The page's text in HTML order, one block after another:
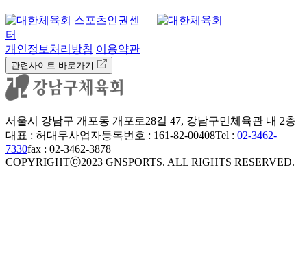
개인정보처리방침 이용약관
관련사이트 바로가기
서울시 강남구 개포동 개포로28길 47, 강남구민체육관 내 2층
대표 : 허대무사업자등록번호 : 161-82-00408Tel : 02-3462-
7330fax : 02-3462-3878
COPYRIGHTⓒ2023 GNSPORTS. ALL RIGHTS RESERVED.